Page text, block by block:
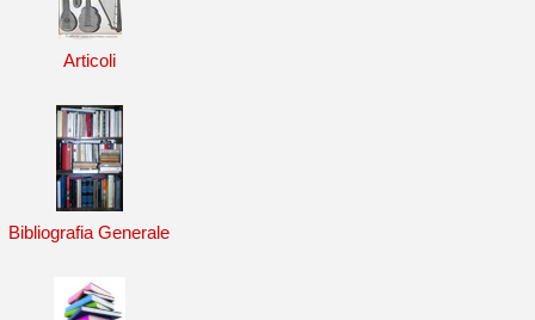
Articoli
Bibliografia Generale